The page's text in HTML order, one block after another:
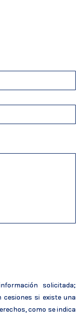
solicitada;
cesiones si existe una
como se indica